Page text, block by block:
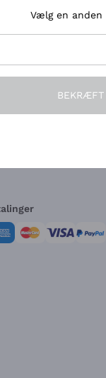
vi er
Vælg en
BEKRÆFT